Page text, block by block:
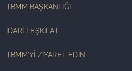
TBMM BAŞKANLIĞI
İDARI TEŞKILAT
TBMM'YI ZIYARET EDIN